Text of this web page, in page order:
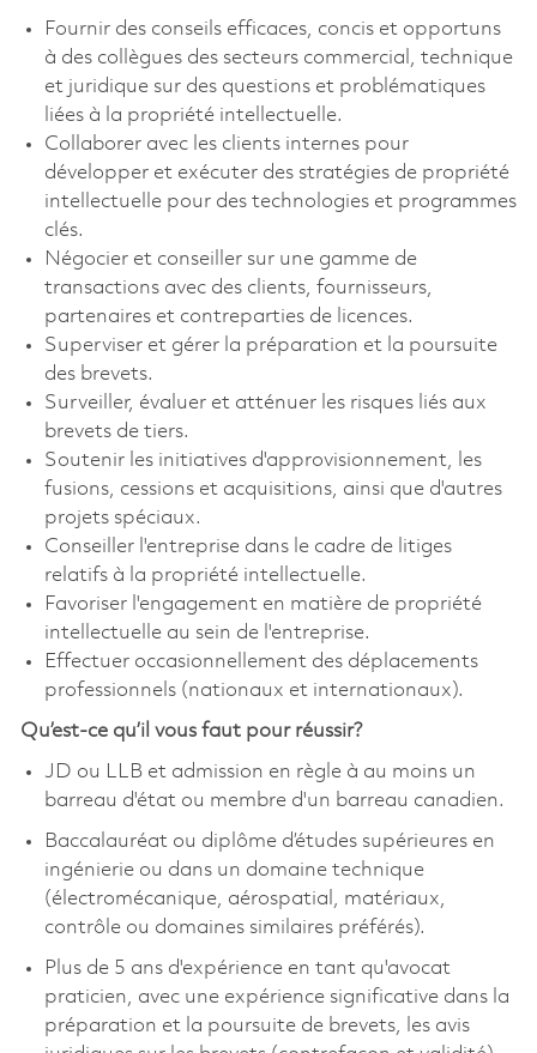
Fournir des conseils efficaces, concis et opportuns
à des collègues des secteurs commercial, technique
et juridique sur des questions et problématiques
liées à la propriété intellectuelle.
Collaborer avec les clients internes pour
développer et exécuter des stratégies de propriété
intellectuelle pour des technologies et programmes
clés.
Négocier et conseiller sur une gamme de
transactions avec des clients, fournisseurs,
partenaires et contreparties de licences.
Superviser et gérer la préparation et la poursuite
des brevets.
Surveiller, évaluer et atténuer les risques liés aux
brevets de tiers.
Soutenir les initiatives d'approvisionnement, les
fusions, cessions et acquisitions, ainsi que d'autres
projets spéciaux.
Conseiller l'entreprise dans le cadre de litiges
relatifs à la propriété intellectuelle.
Favoriser l'engagement en matière de propriété
intellectuelle au sein de l'entreprise.
Effectuer occasionnellement des déplacements
professionnels (nationaux et internationaux).
Qu’est-ce qu’il vous faut pour réussir?
JD ou LLB et admission en règle à au moins un
barreau d'état ou membre d'un barreau canadien.
Baccalauréat ou diplôme d’études supérieures en
ingénierie ou dans un domaine technique
(électromécanique, aérospatial, matériaux,
contrôle ou domaines similaires préférés).
Plus de 5 ans d'expérience en tant qu'avocat
praticien, avec une expérience significative dans la
préparation et la poursuite de brevets, les avis